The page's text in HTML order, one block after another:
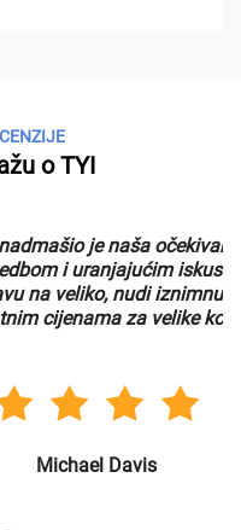
o TYI
očekivanja svojom
iskustvom letenja.
iznimnu kvalitetu po
velike količine.
5.0